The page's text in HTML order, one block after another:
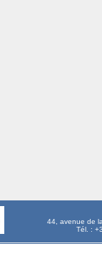
44, avenue de
Tél. :